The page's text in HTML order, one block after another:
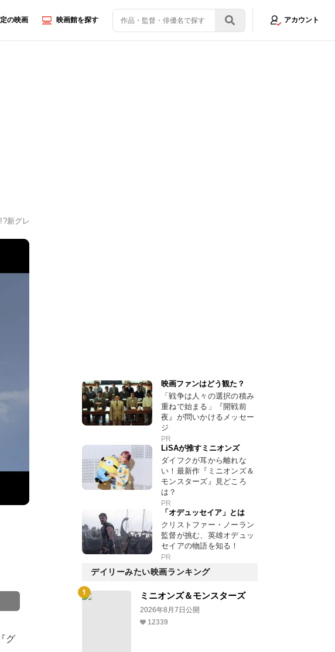
の映画 映画館を探す アカウント
新グレムリンのビジュアルが衝撃的
グ
映画ファンはどう観た？
「戦争は人々の選択の積み
重ねで始まる」『開戦前
夜』が問いかけるメッセー
ジ
PR
LiSAが推すミニオンズ
ダイフクが耳から離れな
い！最新作『ミニオンズ＆
モンスターズ』見どころ
は？
PR
「オデュッセイア」とは
クリストファー・ノーラン
監督が挑む、英雄オデュッ
セイアの物語を知る！
PR
デイリーみたい映画ランキング
ミニオンズ＆モンスターズ
2026年8月7日公開
12339